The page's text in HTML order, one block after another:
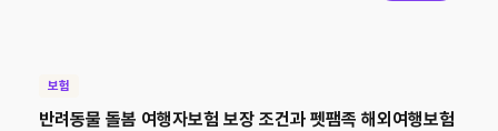
보험
반려동물 돌봄 여행자보험 보장 조건과 펫팸족 해외여행보험